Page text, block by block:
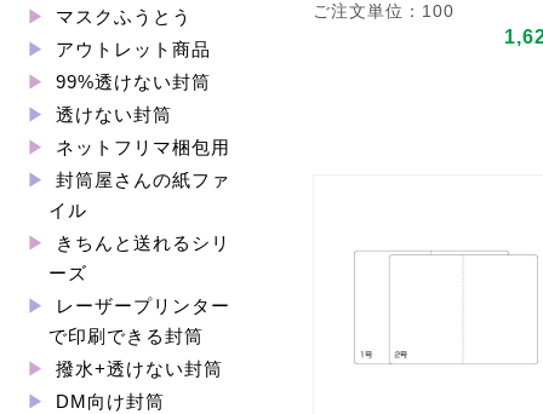
マスクふうとう
アウトレット商品
99%透けない封筒
透けない封筒
ネットフリマ梱包用
封筒屋さんの紙ファ
イル
きちんと送れるシリ
ーズ
レーザープリンター
で印刷できる封筒
撥水+透けない封筒
DM向け封筒
ご注文単位：100